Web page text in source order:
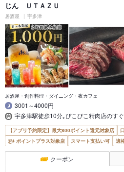
じん ＵＴＡＺＵ
居酒屋 宇多津
居酒屋・創作料理・ダイニング・夜カフェ
3001～4000円
宇多津駅徒歩10分｡ぴこぴこ精肉店のす
【アプリ予約限定】最大800ポイント還元対象店
ポイントプラス対象店
スマート支払い可 適
クーポン